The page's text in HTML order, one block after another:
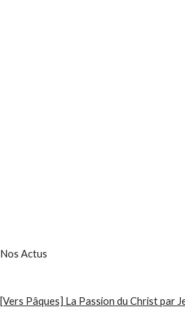
Nos Actus
[Vers Pâques] La Passion du Christ par